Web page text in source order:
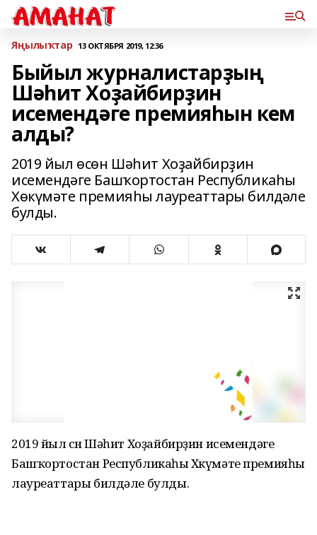
Яңылыҡтар 13 ОКТЯБРЯ 2019, 12:36
Быйыл журналистарҙың
Шәһит Хоҙайбирҙин
исемендәге премияһын кем
алды?
2019 йыл өсөн Шәһит Хоҙайбирҙин
исемендәге Башҡортостан Республикаһы
Хөкүмәте премияһы лауреаттары билдәле
булды.
2019 йыл өсөн Шәһит Хоҙайбирҙин исемендәге
Башҡортостан Республикаһы Хөкүмәте премияһы
лауреаттары билдәле булды.